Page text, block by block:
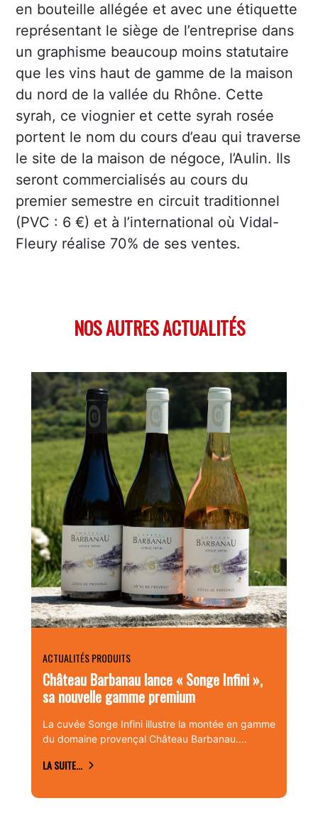
en bouteille allégée et avec une étiquette
représentant le siège de l’entreprise dans
un graphisme beaucoup moins statutaire
que les vins haut de gamme de la maison
du nord de la vallée du Rhône. Cette
syrah, ce viognier et cette syrah rosée
portent le nom du cours d’eau qui traverse
le site de la maison de négoce, l’Aulin. Ils
seront commercialisés au cours du
premier semestre en circuit traditionnel
(PVC : 6 €) et à l’international où Vidal-
Fleury réalise 70% de ses ventes.
NOS AUTRES ACTUALITÉS
ACTUALITÉS PRODUITS
Château Barbanau lance « Songe Infini »,
sa nouvelle gamme premium
La cuvée Songe Infini illustre la montée en gamme
du domaine provençal Château Barbanau....
LA SUITE...